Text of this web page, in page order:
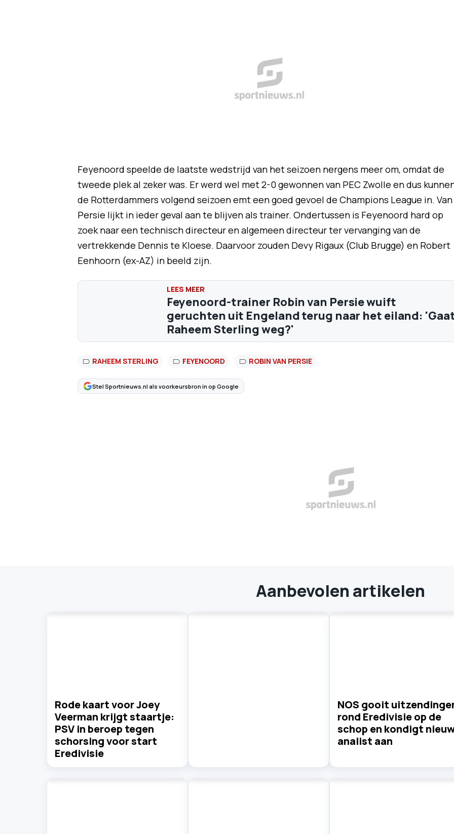
Feyenoord speelde de laatste wedstrijd van het seizoen nergens meer om, omdat de
tweede plek al zeker was. Er werd wel met 2-0 gewonnen van PEC Zwolle en dus
de Rotterdammers volgend seizoen emt een goed gevoel de Champions League in. Van
Persie lijkt in ieder geval aan te blijven als trainer. Ondertussen is Feyenoord hard op
zoek naar een technisch directeur en algemeen directeur ter vervanging van de
vertrekkende Dennis te Kloese. Daarvoor zouden Devy Rigaux (Club Brugge) en Robert
Eenhoorn (ex-AZ) in beeld zijn.
Feyenoord-trainer Robin van Persie wuift
geruchten uit Engeland terug naar het eiland:
Raheem Sterling weg?'
RAHEEM STERLING FEYENOORD ROBIN VAN PERSIE
Stel Sportnieuws.nl als voorkeursbron in op Google
Aanbevolen artikelen
Rode kaart voor Joey
Veerman krijgt staartje:
PSV in beroep tegen
schorsing voor start
Eredivisie
NOS gooit
rond Eredivisie op de
schop en kondigt
analist aan